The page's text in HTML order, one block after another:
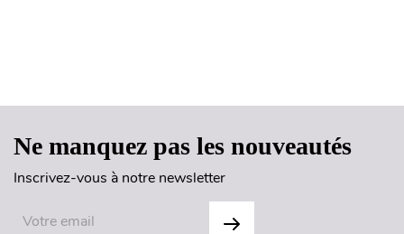
Ne manquez pas les nouveautés
Inscrivez-vous à notre newsletter